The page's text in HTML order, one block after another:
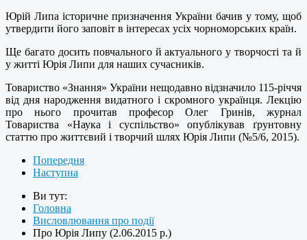
Юрій Липа історичне призначення України бачив у тому, щоб
утвердити його заповіт в інтересах усіх чорноморських країн.
Ще багато досить повчального й актуального у творчості та й
у житті Юрія Липи для наших сучасників.
Товариство «Знання» України нещодавно відзначило 115-річчя
від дня народження видатного і скромного українця. Лекцію
про нього прочитав професор Олег Гринів, журнал
Товариства «Наука і суспільство» опублікував ґрунтовну
статтю про життєвий і творчий шлях Юрія Липи (№5/6, 2015).
Попередня
Наступна
Ви тут:
Головна
Висловлювання про події
Про Юрія Липу (2.06.2015 р.)